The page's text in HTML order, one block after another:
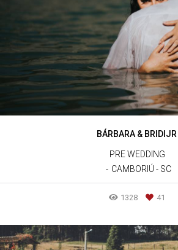
BÁRBARA & BRIDIJR
PRE WEDDING
CAMBORIÚ - SC
1328 41